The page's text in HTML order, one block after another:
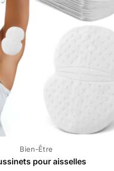
Bien-Être
pour aisselles